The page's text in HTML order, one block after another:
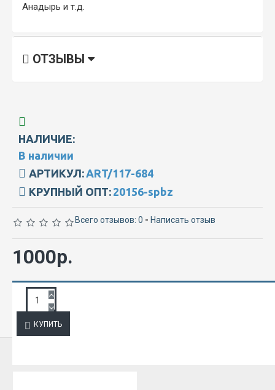
Анадырь и т.д.
ОТЗЫВЫ
НАЛИЧИЕ:
В наличии
АРТИКУЛ: ART/117-684
КРУПНЫЙ ОПТ: 20156-spbz
Всего отзывов: 0 - Написать отзыв
1000р.
КУПИТЬ